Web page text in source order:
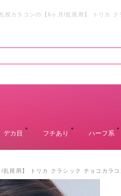
カラコンの【6ヶ月/乱視用】 トリカ
デカ目 フチあり ハーフ系
/乱視用】 トリカ クラシック チョコカラ